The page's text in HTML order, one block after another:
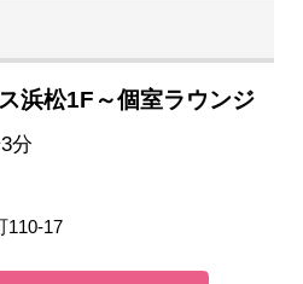
浜松1F～個室ラウンジ
分
110-17